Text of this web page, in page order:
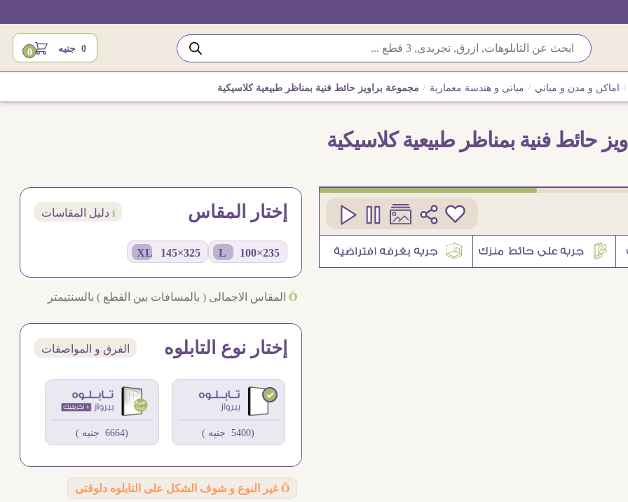
0 جنيه 0
/ اماكن و مدن و مباني / مبانى و هندسة معمارية / مجموعة براويز حائط فنية بمناظر طبيعية كلاسيكية
حائط فنية بمناظر طبيعية كلاسيكية
3 إختار المقاس í دليل المقاسات
235×100 L
325×145 XL
Öالمقاس الاجمالى ( بالمسافات بين القطع ) بالسنتيمتر
إختار نوع التابلوه الفرق و المواصفات
(5400 جنيه ) (6664 جنيه )
Ö غير النوع و شوف الشكل على التابلوه دلوقتى